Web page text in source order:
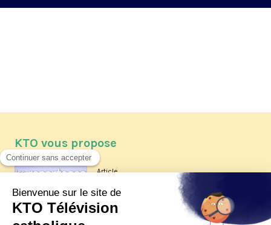
KTO vous propose
Article
Les reportages d'été 2026 de KTO